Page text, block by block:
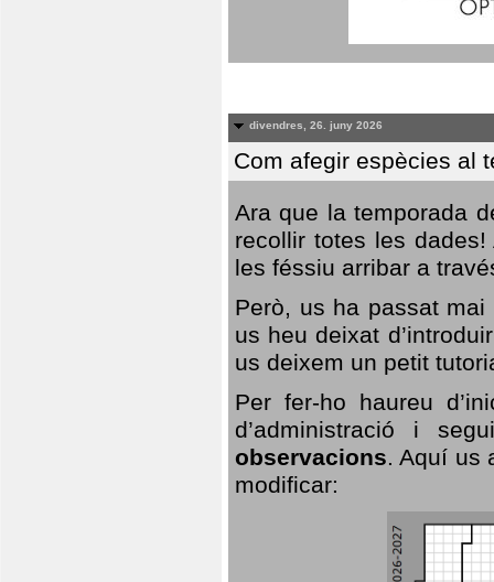
divendres, 26. juny 2026
Com afegir espècies al
Ara que la temporada
recollir totes les
les féssiu arribar a
Però, us ha passat
us heu deixat
us deixem un petit
Per fer-ho haureu
d’administració i
observacions. Aquí us
modificar: